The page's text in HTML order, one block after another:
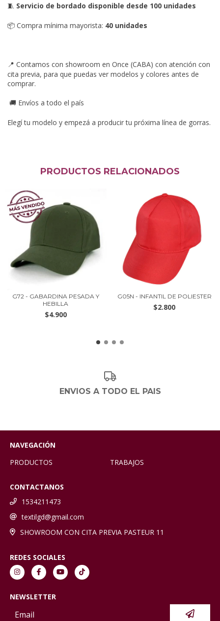
🧵 Servicio de bordado disponible desde 100 unidades
📦 Compra mínima mayorista: 40 unidades
📍 Contamos con showroom en Once (CABA) con atención con
cita previa, para que puedas ver modelos y colores antes de
comprar.
🚚 Envíos a todo el país
Elegí tu modelo y empezá a producir tu próxima línea de gorras.
PRODUCTOS RELACIONADOS
G72 - GABARDINA PESADA Y
HEBILLA
$4.900
G05N - INFANTIL DE POLIESTER
$2.800
ENVIOS A TODO EL PAIS
NAVEGACIÓN
PRODUCTOS
TRABAJOS
CONTACTANOS
1534211473
textilgd@gmail.com
SHOWROOM CON CITA PREVIA PASTEUR 11
REDES SOCIALES
NEWSLETTER